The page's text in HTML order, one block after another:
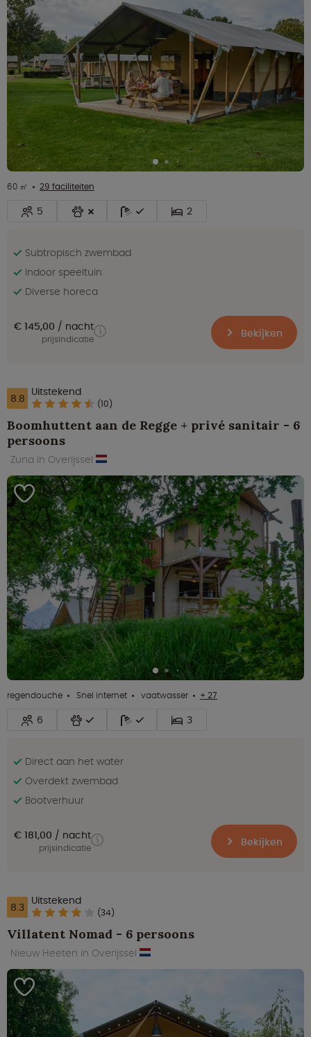
60 ㎡ 29 faciliteiten
5 2
Subtropisch zwembad
Indoor speeltuin
Diverse horeca
€ 145,00 nacht
prijsindicatie Bekijken
8.8 Uitstekend
(10)
Boomhuttent aan de Regge + privé sanitair - 6
persoons
Zuna in Overijssel
regendouche Snel internet vaatwasser + 27
6 3
Direct aan het water
Overdekt zwembad
Bootverhuur
€ 181,00 nacht
prijsindicatie Bekijken
8.3 Uitstekend
(34)
Villatent Nomad - 6 persoons
Nieuw Heeten in Overijssel